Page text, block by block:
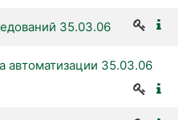
35.03.06
автоматизации 35.03.06